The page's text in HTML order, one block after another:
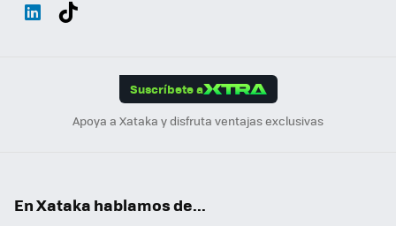
Suscríbete a
Apoya a Xataka y disfruta ventajas exclusivas
En Xataka hablamos de...